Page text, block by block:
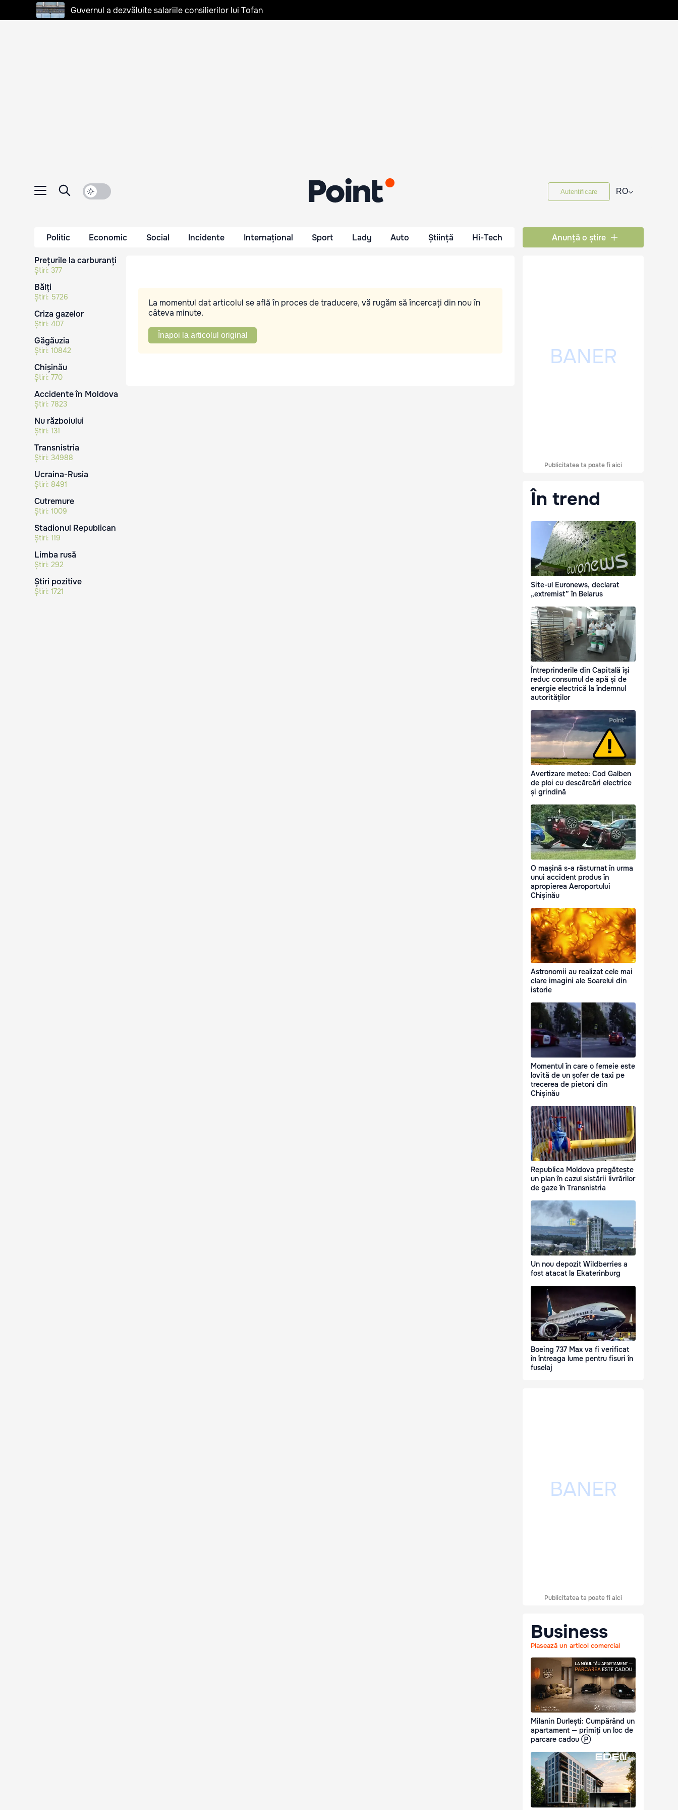
Guvernul a dezvăluite salariile consilierilor lui Tofan
Autentificare RO⌵
Politic Economic Social Incidente Internațional Sport Lady Auto Știință Hi-Tech Anunță o știre
Prețurile la carburanți
Știri: 377
Bălți
Știri: 5726
Criza gazelor
Știri: 407
Găgăuzia
Știri: 10842
Chișinău
Știri: 770
Accidente în Moldova
Știri: 7823
Nu războiului
Știri: 131
Transnistria
Știri: 34988
Ucraina-Rusia
Știri: 8491
Cutremure
Știri: 1009
Stadionul Republican
Știri: 119
Limba rusă
Știri: 292
Știri pozitive
Știri: 1721
La momentul dat articolul se află în proces de traducere, vă rugăm să încercați din nou în
câteva minute.
Înapoi la articolul original
Publicitatea ta poate fi aici
În trend
Site-ul Euronews, declarat
„extremist” în Belarus
Întreprinderile din Capitală își
reduc consumul de apă și de
energie electrică la îndemnul
autorităților
Avertizare meteo: Cod Galben
de ploi cu descărcări electrice
și grindină
O mașină s-a răsturnat în urma
unui accident produs în
apropierea Aeroportului
Chișinău
Astronomii au realizat cele mai
clare imagini ale Soarelui din
istorie
Momentul în care o femeie este
lovită de un șofer de taxi pe
trecerea de pietoni din
Chișinău
Republica Moldova pregătește
un plan în cazul sistării livrărilor
de gaze în Transnistria
Un nou depozit Wildberries a
fost atacat la Ekaterinburg
Boeing 737 Max va fi verificat
în întreaga lume pentru fisuri în
fuselaj
Publicitatea ta poate fi aici
Business
Plasează un articol comercial
Milanin Durlești: Cumpărând un
apartament — primiți un loc de
parcare cadou Ⓟ